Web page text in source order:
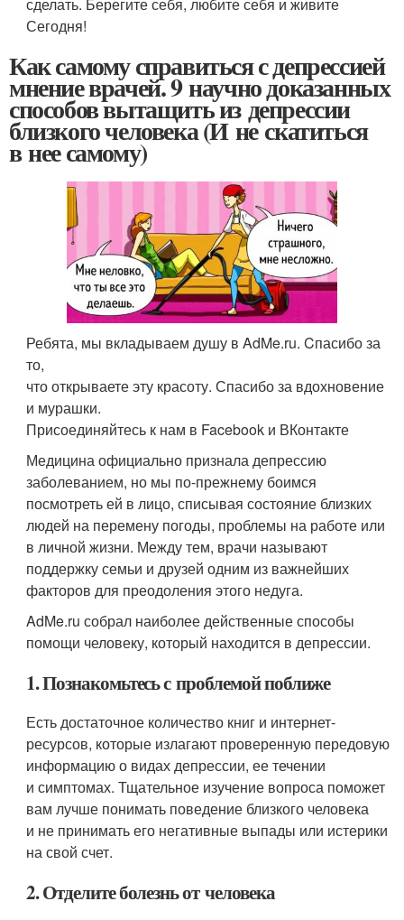
Сегодня!
Как самому справиться с депрессией
мнение врачей. 9 научно доказанных
способов вытащить из депрессии
близкого человека (И не скатиться
в нее самому)
Ребята, мы вкладываем душу в AdMe.ru. Cпасибо за
то,
что открываете эту красоту. Спасибо за вдохновение
и мурашки.
Присоединяйтесь к нам в Facebook и ВКонтакте
Медицина официально признала депрессию
заболеванием, но мы по-прежнему боимся
посмотреть ей в лицо, списывая состояние близких
людей на перемену погоды, проблемы на работе или
в личной жизни. Между тем, врачи называют
поддержку семьи и друзей одним из важнейших
факторов для преодоления этого недуга.
AdMe.ru собрал наиболее действенные способы
помощи человеку, который находится в депрессии.
1. Познакомьтесь с проблемой поближе
Есть достаточное количество книг и интернет-
ресурсов, которые излагают проверенную передовую
информацию о видах депрессии, ее течении
и симптомах. Тщательное изучение вопроса поможет
вам лучше понимать поведение близкого человека
и не принимать его негативные выпады или истерики
на свой счет.
2. Отделите болезнь от человека